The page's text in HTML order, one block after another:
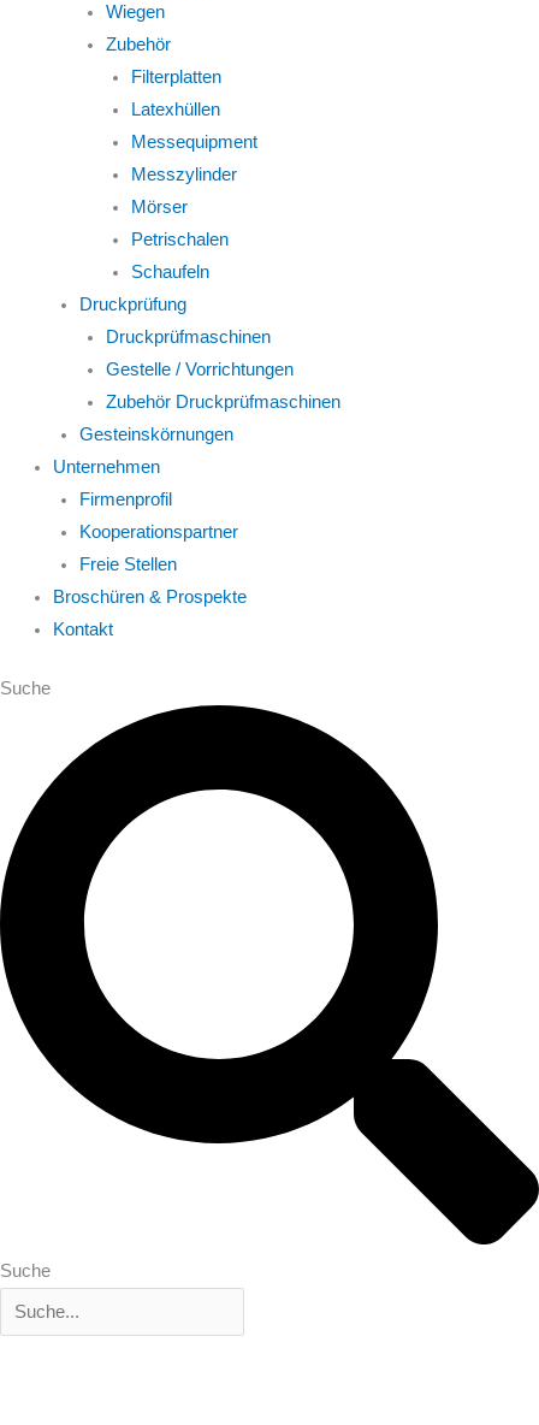
Wiegen
Zubehör
Filterplatten
Latexhüllen
Messequipment
Messzylinder
Mörser
Petrischalen
Schaufeln
Druckprüfung
Druckprüfmaschinen
Gestelle / Vorrichtungen
Zubehör Druckprüfmaschinen
Gesteinskörnungen
Unternehmen
Firmenprofil
Kooperationspartner
Freie Stellen
Broschüren & Prospekte
Kontakt
Suche
Suche